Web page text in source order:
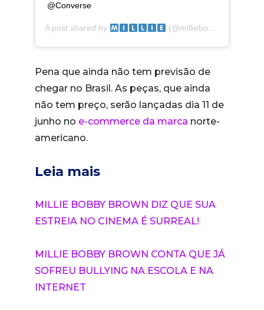
@Converse
A post shared by (@milliebobbybrown) on
Pena que ainda não tem previsão de
chegar no Brasil. As peças, que ainda
não tem preço, serão lançadas dia 11 de
junho no e-commerce da marca norte-
americano.
Leia mais
MILLIE BOBBY BROWN DIZ QUE SUA
ESTREIA NO CINEMA É SURREAL!
MILLIE BOBBY BROWN CONTA QUE JÁ
SOFREU BULLYING NA ESCOLA E NA
INTERNET